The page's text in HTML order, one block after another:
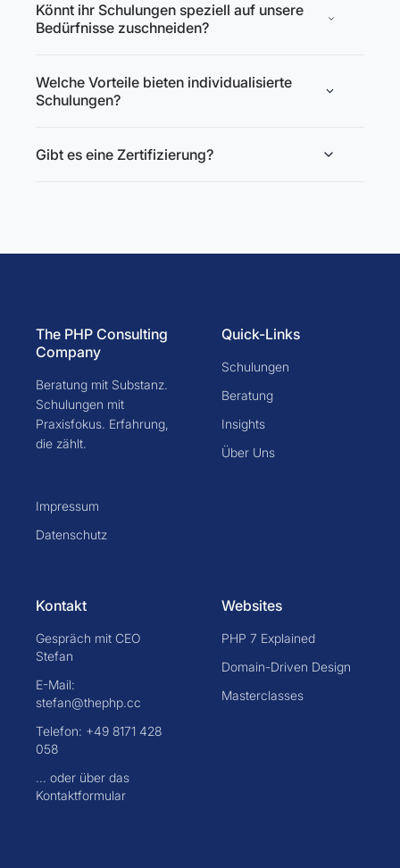
Könnt ihr Schulungen speziell auf unsere
Bedürfnisse zuschneiden?
Welche Vorteile bieten individualisierte
Schulungen?
Gibt es eine Zertifizierung?
The PHP Consulting
Company
Beratung mit Substanz.
Schulungen mit
Praxisfokus. Erfahrung,
die zählt.
Impressum
Datenschutz
Quick-Links
Schulungen
Beratung
Insights
Über Uns
Kontakt
Gespräch mit CEO
Stefan
E-Mail:
stefan@thephp.cc
Telefon: +49 8171 428
058
... oder über das
Kontaktformular
Websites
PHP 7 Explained
Domain-Driven Design
Masterclasses